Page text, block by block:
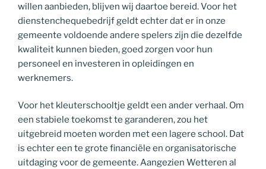
willen aanbieden, blijven wij daartoe bereid. Voor het
dienstenchequebedrijf geldt echter dat er in onze
gemeente voldoende andere spelers zijn die dezelfde
kwaliteit kunnen bieden, goed zorgen voor hun
personeel en investeren in opleidingen en
werknemers.
Voor het kleuterschooltje geldt een ander verhaal. Om
een stabiele toekomst te garanderen, zou het
uitgebreid moeten worden met een lagere school. Dat
is echter een te grote financiële en organisatorische
uitdaging voor de gemeente. Aangezien Wetteren al